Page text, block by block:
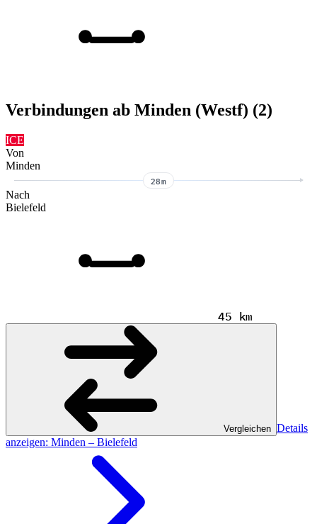
Verbindungen ab Minden (Westf) (2)
ICE
Von
Minden
28m
Nach
Bielefeld
45 km
Vergleichen Details
anzeigen: Minden – Bielefeld